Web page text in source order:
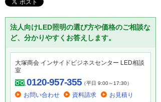
法人向けLED照明の選び方や価格のご相談な
ど、分かりやすくお答えします。
大塚商会 インサイドビジネスセンター LED相談
室
0120-957-355（平日 9:00～17:30）
お問い合わせ 資料請求 お見積り